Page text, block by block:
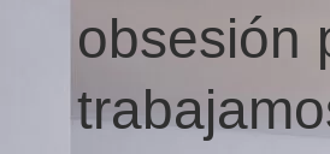
obsesión